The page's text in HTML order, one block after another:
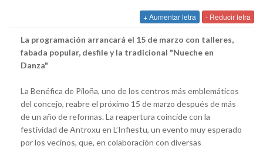
+ Aumentar letra - Reducir letra
La programación arrancará el 15 de marzo con talleres,
fabada popular, desfile y la tradicional "Nueche en
Danza"
La Benéfica de Piloña, uno de los centros más emblemáticos
del concejo, reabre el próximo 15 de marzo después de más
de un año de reformas. La reapertura coincide con la
festividad de Antroxu en L’Infiestu, un evento muy esperado
por los vecinos, que, en colaboración con diversas